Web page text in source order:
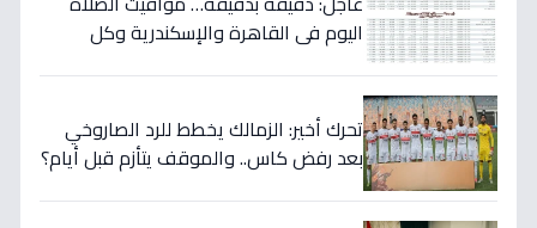
اليوم في القاهرة والإسكندرية وكل
تحرك أخير: الزمالك يخطط للرد الصاروخي
بعد رفض كاس.. والموقف يتأزم قبل أيام؟